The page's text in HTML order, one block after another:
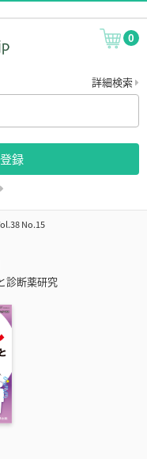
0
詳細検索
録
No.15
診断薬研究